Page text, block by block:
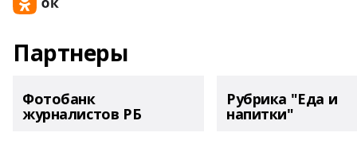
Партнеры
Фотобанк
журналистов РБ
Рубрика "Еда и
напитки"